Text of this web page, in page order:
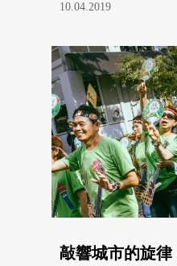
10.04.2019
敲響城市的旋